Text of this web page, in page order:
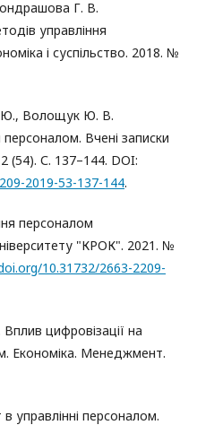
Г. В.
управління
і суспільство. 2018. №
Ю., Волощук Ю. В.
Вчені записки
(54). С. 137–144. DOI:
2019-53-137-144.
персоналом
"КРОК". 2021. №
10.31732/2663-2209-
цифровізації на
Економіка. Менеджмент.
управлінні персоналом.